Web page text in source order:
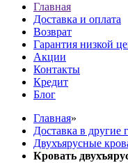
Главная
Доставка и оплата
Возврат
Гарантия низкой
Акции
Контакты
Кредит
Блог
Главная»
Доставка в другие
Двухъярусные
Кровать